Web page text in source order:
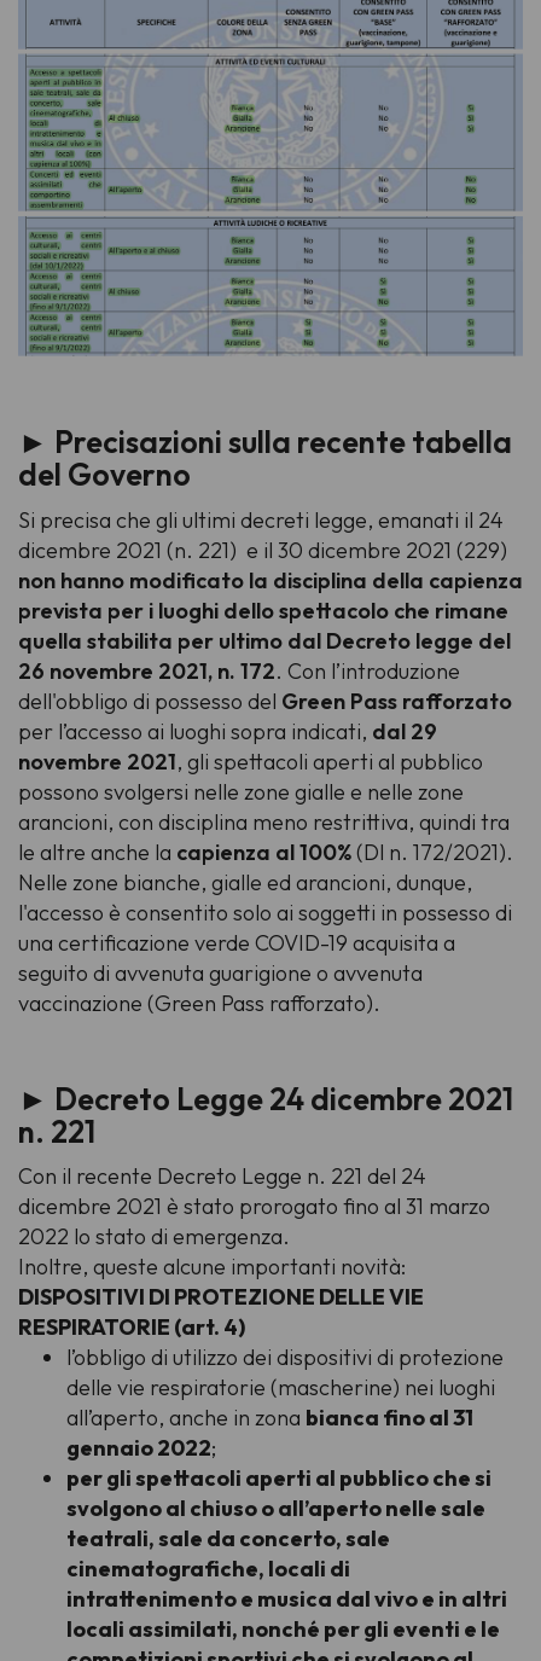
► Precisazioni sulla recente tabella
del Governo
Si precisa che gli ultimi decreti legge, emanati il 24
dicembre 2021 (n. 221) e il 30 dicembre 2021 (229)
non hanno modificato la disciplina della capienza
prevista per i luoghi dello spettacolo che rimane
quella stabilita per ultimo dal Decreto legge del
26 novembre 2021, n. 172. Con l’introduzione
dell'obbligo di possesso del Green Pass rafforzato
per l’accesso ai luoghi sopra indicati, dal 29
novembre 2021, gli spettacoli aperti al pubblico
possono svolgersi nelle zone gialle e nelle zone
arancioni, con disciplina meno restrittiva, quindi tra
le altre anche la capienza al 100%(Dl n. 172/2021).
Nelle zone bianche, gialle ed arancioni, dunque,
l'accesso è consentito solo ai soggetti in possesso di
una certificazione verde COVID-19 acquisita a
seguito di avvenuta guarigione o avvenuta
vaccinazione (Green Pass rafforzato).
► Decreto Legge 24 dicembre 2021
n. 221
Con il recente Decreto Legge n. 221 del 24
dicembre 2021 è stato prorogato fino al 31 marzo
2022 lo stato di emergenza.
Inoltre, queste alcune importanti novità:
DISPOSITIVI DI PROTEZIONE DELLE VIE
RESPIRATORIE (art. 4)
l’obbligo di utilizzo dei dispositivi di protezione
delle vie respiratorie (mascherine) nei luoghi
all’aperto, anche in zona bianca fino al 31
gennaio 2022;
per gli spettacoli aperti al pubblico che si
svolgono al chiuso o all’aperto nelle sale
teatrali, sale da concerto, sale
cinematografiche, locali di
intrattenimento e musica dal vivo e in altri
locali assimilati, nonché per gli eventi e le